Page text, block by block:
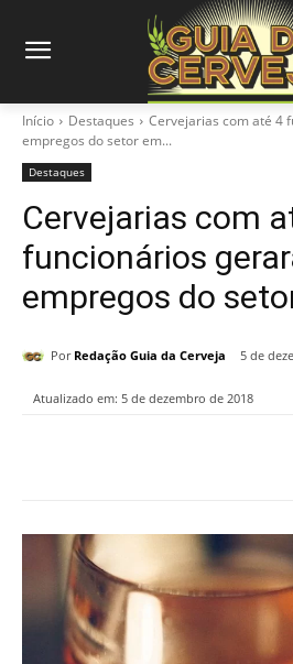
Início Destaques
Cervejarias com até 4
empregos do setor em...
Destaques
Cervejarias com
funcionários
empregos do
Por Redação Guia da Cerveja 5 de
Atualizado em: 5 de dezembro de 2018